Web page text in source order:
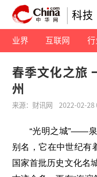
科技
业界 互联网
春季文化之旅
州
来源：财讯网 2022-02-28
“光明之城”——
别名，它在中世纪有
国家首批历史文化名